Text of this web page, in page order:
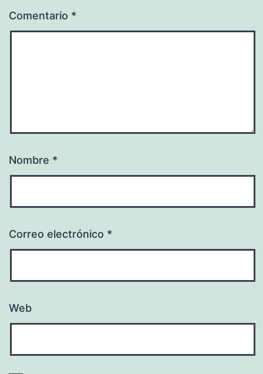
Comentario *
Nombre *
Correo electrónico *
Web